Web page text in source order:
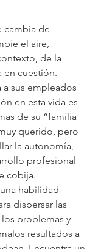
cambia de
el aire,
de la
en cuestión.
a sus empleados
en esta vida es
de su “familia
querido, pero
la autonomía,
profesional
cobija.
habilidad
dispersar las
problemas y
resultados a